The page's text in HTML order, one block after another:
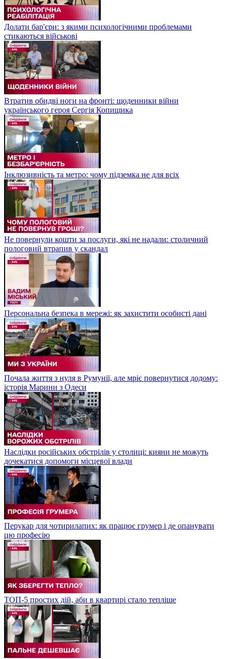
Долати бар'єри: з якими психологічними проблемами
стикаються військові
Втратив обидві ноги на фронті: щоденники війни
українського героя Сергія Копищика
Інклюзивність та метро: чому підземка не для всіх
Не повернули кошти за послуги, які не надали: столичний
пологовий втрапив у скандал
Персональна безпека в мережі: як захистити особисті дані
Почала життя з нуля в Румунії, але мріє повернутися додому:
історія Марини з Одеси
Наслідки російських обстрілів у столиці: кияни не можуть
дочекатися допомоги місцевої влади
Перукар для чотирилапих: як працює грумер і де опанувати
цю професію
ТОП-5 простих дій, аби в квартирі стало тепліше